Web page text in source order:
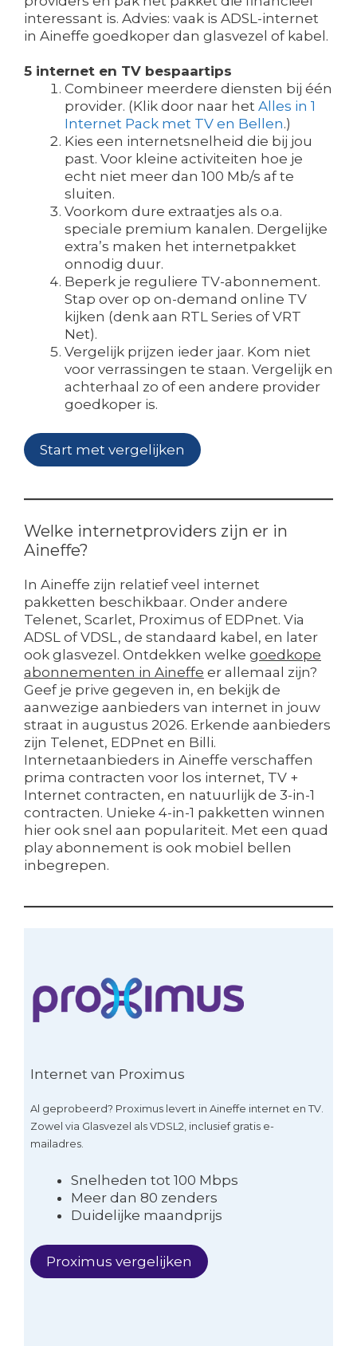
interessant is. Advies: vaak is ADSL-internet
in Aineffe goedkoper dan glasvezel of kabel.
5 internet en TV bespaartips
Combineer meerdere diensten bij één
provider. (Klik door naar het Alles in 1
Internet Pack met TV en Bellen.)
Kies een internetsnelheid die bij jou
past. Voor kleine activiteiten hoe je
echt niet meer dan 100 Mb/s af te
sluiten.
Voorkom dure extraatjes als o.a.
speciale premium kanalen. Dergelijke
extra’s maken het internetpakket
onnodig duur.
Beperk je reguliere TV-abonnement.
Stap over op on-demand online TV
kijken (denk aan RTL Series of VRT
Net).
Vergelijk prijzen ieder jaar. Kom niet
voor verrassingen te staan. Vergelijk en
achterhaal zo of een andere provider
goedkoper is.
Start met vergelijken
Welke internetproviders zijn er in
Aineffe?
In Aineffe zijn relatief veel internet
pakketten beschikbaar. Onder andere
Telenet, Scarlet, Proximus of EDPnet. Via
ADSL of VDSL, de standaard kabel, en later
ook glasvezel. Ontdekken welke goedkope
abonnementen in Aineffe er allemaal zijn?
Geef je prive gegeven in, en bekijk de
aanwezige aanbieders van internet in jouw
straat in augustus 2026. Erkende aanbieders
zijn Telenet, EDPnet en Billi.
Internetaanbieders in Aineffe verschaffen
prima contracten voor los internet, TV +
Internet contracten, en natuurlijk de 3-in-1
contracten. Unieke 4-in-1 pakketten winnen
hier ook snel aan populariteit. Met een quad
play abonnement is ook mobiel bellen
inbegrepen.
Internet van Proximus
Al geprobeerd? Proximus levert in Aineffe internet en TV.
Zowel via Glasvezel als VDSL2, inclusief gratis e-
mailadres.
Snelheden tot 100 Mbps
Meer dan 80 zenders
Duidelijke maandprijs
Proximus vergelijken